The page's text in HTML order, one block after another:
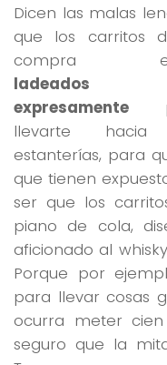
Dicen las malas
que los carritos
compra
ladeados
expresamente
llevarte hacia
estanterías, para
que tienen
ser que los
piano de cola,
aficionado al
Porque por
para llevar cosas
ocurra meter
seguro que la